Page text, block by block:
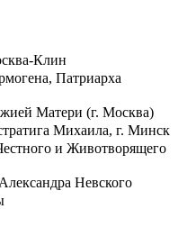
Клин
Патриарха
Матери (г. Москва)
Михаила, г. Минск
и Животворящего
Невского